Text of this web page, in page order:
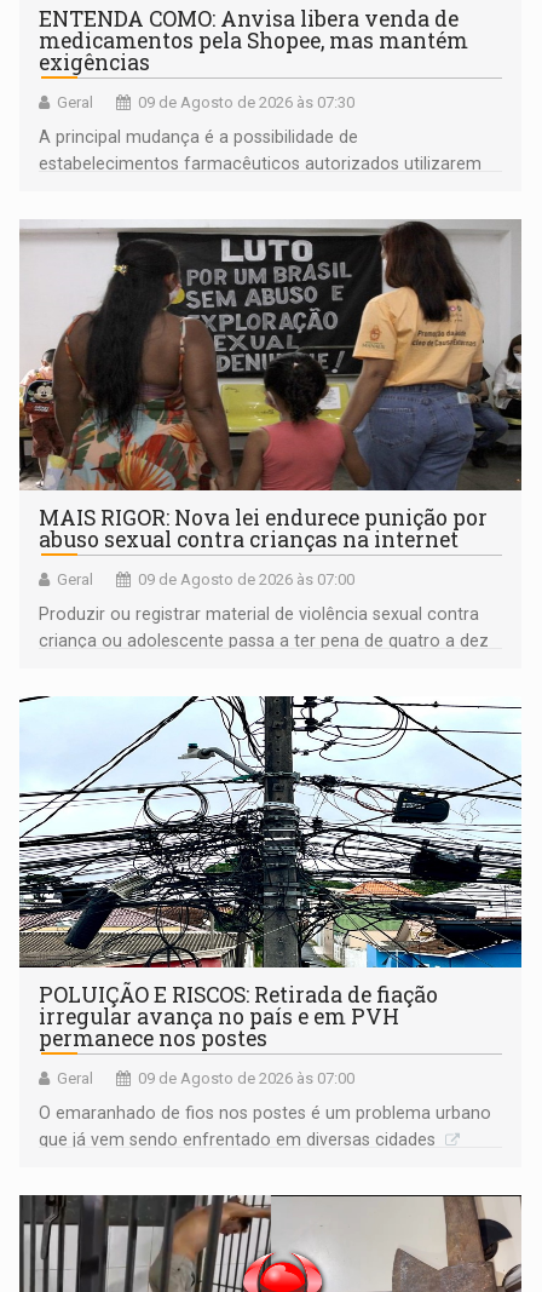
ENTENDA COMO: Anvisa libera venda de
medicamentos pela Shopee, mas mantém
exigências
Geral 09 de Agosto de 2026 às 07:30
A principal mudança é a possibilidade de
estabelecimentos farmacêuticos autorizados utilizarem
MAIS RIGOR: Nova lei endurece punição por
abuso sexual contra crianças na internet
Geral 09 de Agosto de 2026 às 07:00
Produzir ou registrar material de violência sexual contra
criança ou adolescente passa a ter pena de quatro a dez
POLUIÇÃO E RISCOS: Retirada de fiação
irregular avança no país e em PVH
permanece nos postes
Geral 09 de Agosto de 2026 às 07:00
O emaranhado de fios nos postes é um problema urbano
que já vem sendo enfrentado em diversas cidades